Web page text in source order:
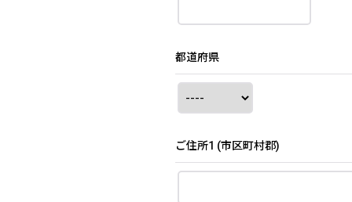
都道府県
ご住所1 (市区町村郡)